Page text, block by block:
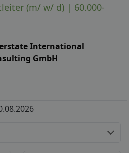
(m/ w/ d) | 60.000-
International
GmbH